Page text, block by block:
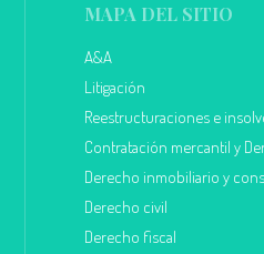
MAPA DEL SITIO
A&A
Litigación
Reestructuraciones e
Contratación mercantil y
Derecho inmobiliario y
Derecho civil
Derecho fiscal